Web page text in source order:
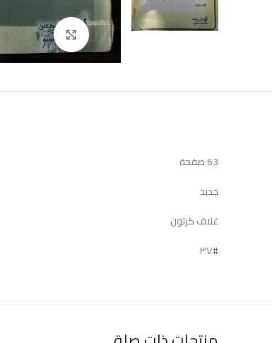
Click to enlarge
63 صفحة
جديد
غلاف كرتون
#٣٧